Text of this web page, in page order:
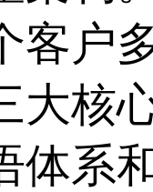
客户
大核
体系